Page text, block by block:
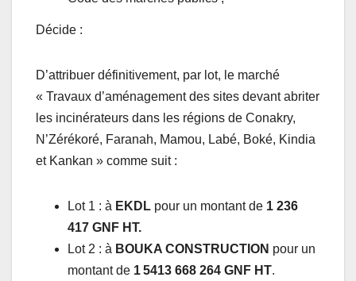
Décide :
D’attribuer définitivement, par lot, le marché
« Travaux d’aménagement des sites devant abriter
les incinérateurs dans les régions de Conakry,
N’Zérékoré, Faranah, Mamou, Labé, Boké, Kindia
et Kankan » comme suit :
Lot 1 : à EKDL pour un montant de 1 236
417 GNF HT.
Lot 2 : à BOUKA CONSTRUCTION pour un
montant de 15413 668 264 GNF HT.